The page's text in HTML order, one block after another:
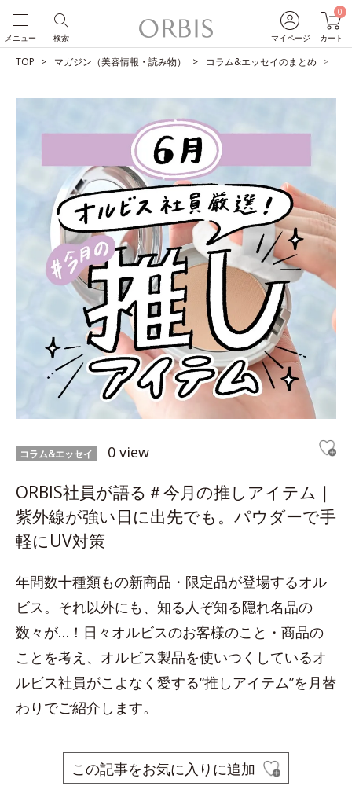
マイページ
0
カート
検索
メニュー
TOP マガジン（美容情報・読み物） コラム&エッセイのまとめ
コラム&エッセイ 0 view
ORBIS社員が語る＃今月の推しアイテム｜
紫外線が強い日に出先でも。パウダーで手
軽にUV対策
年間数十種類もの新商品・限定品が登場するオル
ビス。それ以外にも、知る人ぞ知る隠れ名品の
数々が…！日々オルビスのお客様のこと・商品の
ことを考え、オルビス製品を使いつくしているオ
ルビス社員がこよなく愛する“推しアイテム”を月替
わりでご紹介します。
この記事をお気に入りに追加